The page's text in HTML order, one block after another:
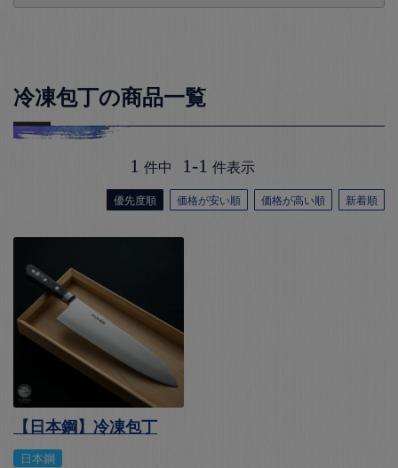
冷凍包丁の商品一覧
優先度順 価格が安い順 価格が高い順 新着順
1 件中 1-1 件表示
【日本鋼】冷凍包丁
日本鋼